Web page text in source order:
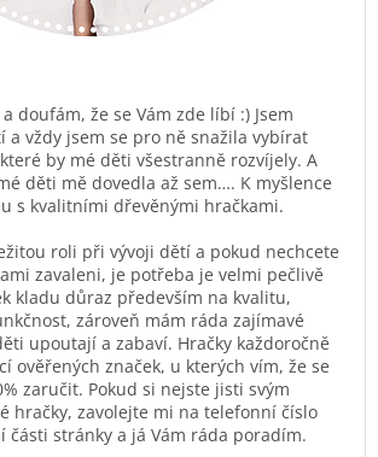
doufám, že se Vám zde líbí :) Jsem
a vždy jsem se pro ně snažila vybírat
by mé děti všestranně rozvíjely. A
děti mě dovedla až sem…. K myšlence
s kvalitními dřevěnými hračkami.
roli při vývoji dětí a pokud nechcete
zavaleni, je potřeba je velmi pečlivě
kladu důraz především na kvalitu,
zároveň mám ráda zajímavé
upoutají a zabaví. Hračky každoročně
ověřených značek, u kterých vím, že se
zaručit. Pokud si nejste jisti svým
hračky, zavolejte mi na telefonní číslo
části stránky a já Vám ráda poradím.